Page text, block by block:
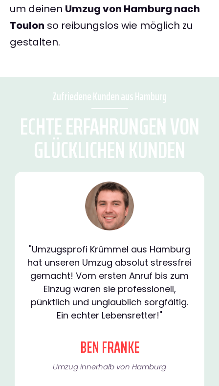
um deinen Umzug von Hamburg nach
Toulon so reibungslos wie möglich zu
gestalten.
Zufriedene Kunden aus Hamburg
ECHTE ERFAHRUNGEN VON
GLÜCKLICHEN KUNDEN
"Umzugsprofi Krümmel aus Hamburg
hat unseren Umzug absolut stressfrei
gemacht! Vom ersten Anruf bis zum
Einzug waren sie professionell,
pünktlich und unglaublich sorgfältig.
Ein echter Lebensretter!"
BEN FRANKE
Umzug innerhalb von Hamburg​